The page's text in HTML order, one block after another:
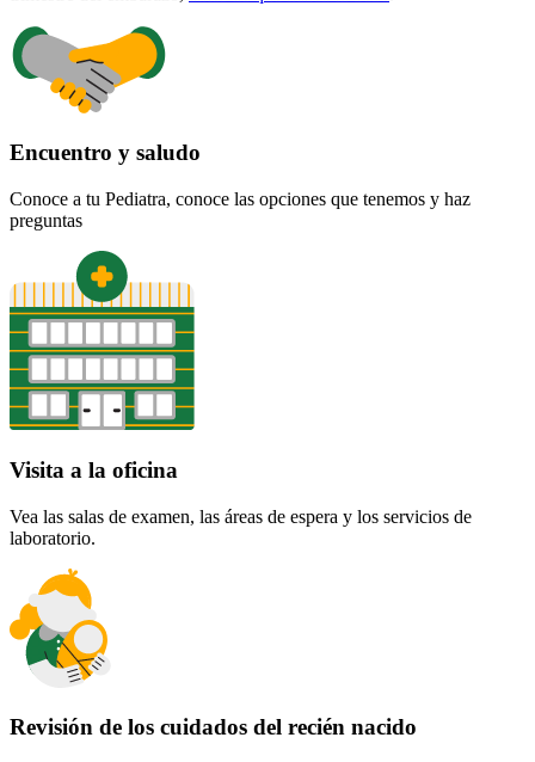
Encuentro y saludo
Conoce a tu Pediatra, conoce las opciones que tenemos y haz
preguntas
Visita a la oficina
Vea las salas de examen, las áreas de espera y los servicios de
laboratorio.
Revisión de los cuidados del recién nacido